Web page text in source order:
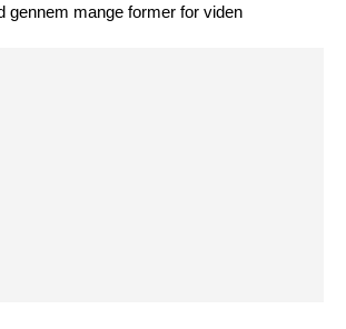
gennem mange former for viden